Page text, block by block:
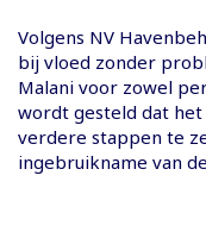
Volgens NV
bij vloed zonder
Malani voor zowel
wordt gesteld dat het
verdere stappen te
ingebruikname van